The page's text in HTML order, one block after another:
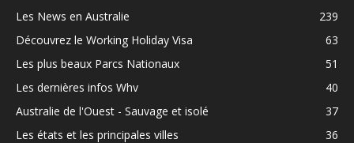
Les News en Australie
239
Découvrez le Working Holiday Visa
63
Les plus beaux Parcs Nationaux
51
Les dernières infos Whv
40
Australie de l'Ouest - Sauvage et isolé
37
Les états et les principales villes
36